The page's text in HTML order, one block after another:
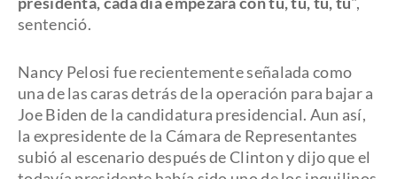
sentenció.
Nancy Pelosi fue recientemente señalada como
una de las caras detrás de la operación para bajar a
Joe Biden de la candidatura presidencial. Aun así,
la expresidente de la Cámara de Representantes
subió al escenario después de Clinton y dijo que el